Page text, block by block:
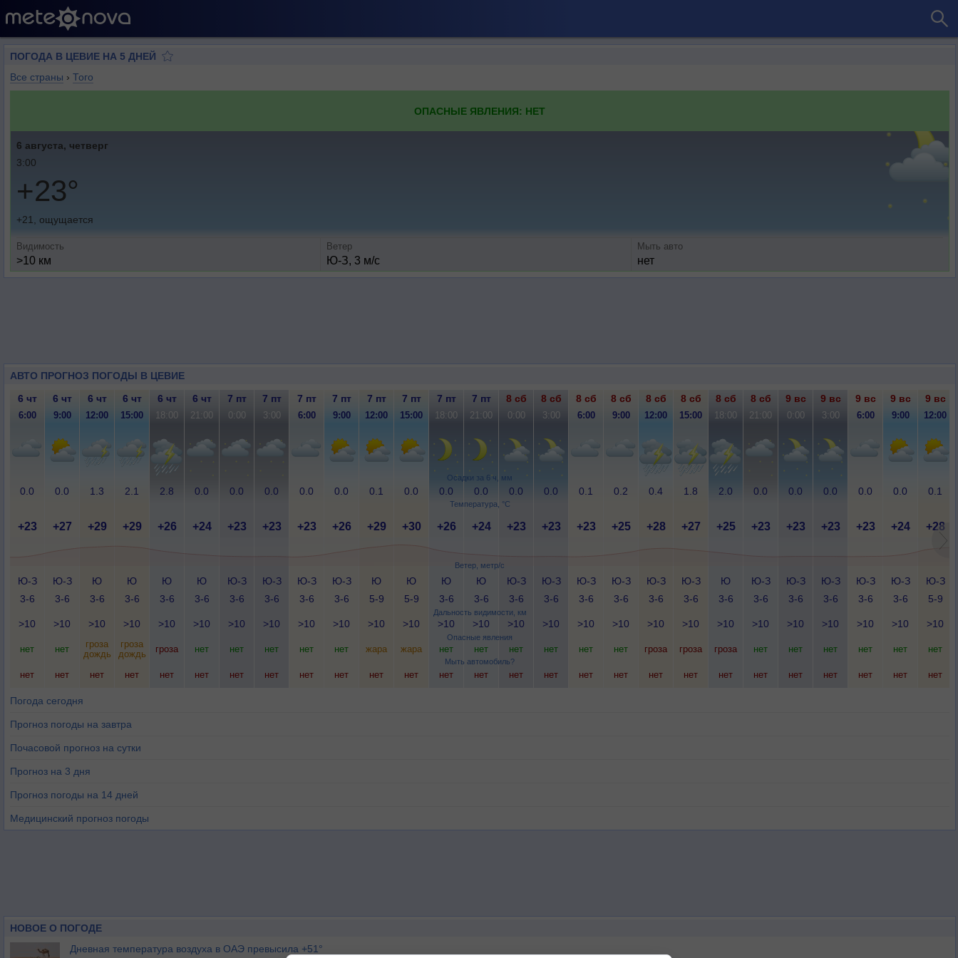
ПОГОДА В ЦЕВИЕ НА 5 ДНЕЙ
Все страны › Того
ОПАСНЫЕ ЯВЛЕНИЯ: НЕТ
6 августа, четверг
3:00
+23°
+21, ощущается
Видимость
>10 км
Ветер
Ю-З, 3 м/с
Мыть авто
нет
АВТО ПРОГНОЗ ПОГОДЫ В ЦЕВИЕ
Осадки за 6 ч, мм
Температура, °C
Ветер, метр/с
Дальность видимости, км
Опасные явления
Мыть автомобиль?
6 чт 6 чт 6 чт 6 чт 6 чт 6 чт 7 пт 7 пт 7 пт 7 пт 7 пт 7 пт 7 пт 7 пт 8 сб 8 сб 8 сб 8 сб 8 сб 8 сб 8 сб 8 сб 9 вс 9 вс 9 вс 9 вс 9 вс
6:00 9:00 12:00 15:00 18:00 21:00 0:00 3:00 6:00 9:00 12:00 15:00 18:00 21:00 0:00 3:00 6:00 9:00 12:00 15:00 18:00 21:00 0:00 3:00 6:00 9:00 12:00
0.0 0.0 1.3 2.1 2.8 0.0 0.0 0.0 0.0 0.0 0.1 0.0 0.0 0.0 0.0 0.0 0.1 0.2 0.4 1.8 2.0 0.0 0.0 0.0 0.0 0.0 0.1
+23 +27 +29 +29 +26 +24 +23 +23 +23 +26 +29 +30 +26 +24 +23 +23 +23 +25 +28 +27 +25 +23 +23 +23 +23 +24 +28
Ю-З
3-6
Ю-З
3-6
Ю
3-6
Ю
3-6
Ю
3-6
Ю
3-6
Ю-З
3-6
Ю-З
3-6
Ю-З
3-6
Ю-З
3-6
Ю
5-9
Ю
5-9
Ю
3-6
Ю
3-6
Ю-З
3-6
Ю-З
3-6
Ю-З
3-6
Ю-З
3-6
Ю-З
3-6
Ю-З
3-6
Ю
3-6
Ю-З
3-6
Ю-З
3-6
Ю-З
3-6
Ю-З
3-6
Ю-З
3-6
Ю-З
5-9
>10 >10 >10 >10 >10 >10 >10 >10 >10 >10 >10 >10 >10 >10 >10 >10 >10 >10 >10 >10 >10 >10 >10 >10 >10 >10 >10
нет нет
гроза
дождь
гроза
дождь
гроза нет нет нет нет нет жара жара нет нет нет нет нет нет гроза гроза гроза нет нет нет нет нет нет
нет нет нет нет нет нет нет нет нет нет нет нет нет нет нет нет нет нет нет нет нет нет нет нет нет нет нет
Погода сегодня
Прогноз погоды на завтра
Почасовой прогноз на сутки
Прогноз на 3 дня
Прогноз погоды на 14 дней
Медицинский прогноз погоды
НОВОЕ О ПОГОДЕ
Дневная температура воздуха в ОАЭ превысила +51°